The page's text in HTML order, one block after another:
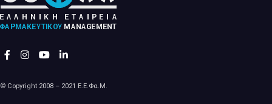
© Copyright 2008 – 2021 Ε.Ε.Φα.Μ.